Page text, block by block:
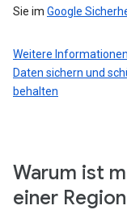
Sie im Google
Weitere
Daten sichern und
behalten
Warum ist
einer